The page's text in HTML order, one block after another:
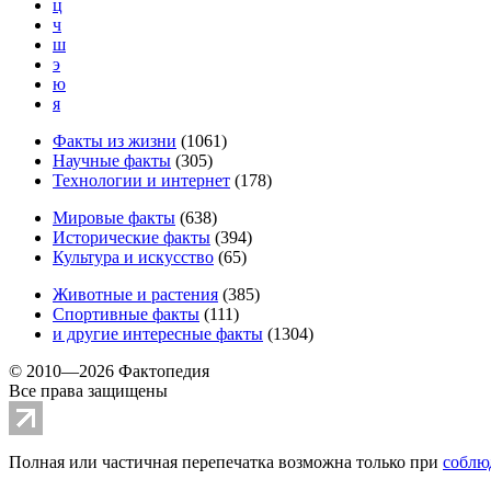
ц
ч
ш
э
ю
я
Факты из жизни (1061)
Научные факты (305)
Технологии и интернет (178)
Мировые факты (638)
Исторические факты (394)
Культура и искусство (65)
Животные и растения (385)
Спортивные факты (111)
и другие интересные факты (1304)
© 2010—2026 Фактопедия
Все права защищены
Полная или частичная перепечатка возможна только при